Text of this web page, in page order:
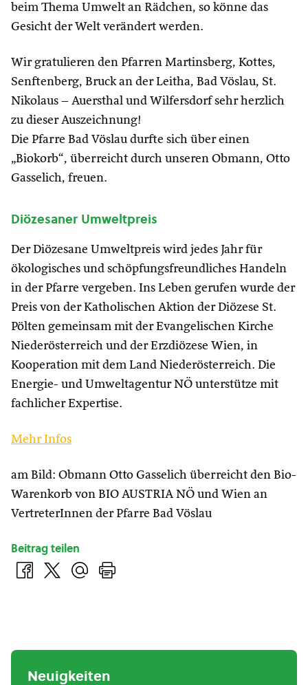
beim Thema Umwelt an Rädchen, so könne das
Gesicht der Welt verändert werden.
Wir gratulieren den Pfarren Martinsberg, Kottes,
Senftenberg, Bruck an der Leitha, Bad Vöslau, St.
Nikolaus – Auersthal und Wilfersdorf sehr herzlich
zu dieser Auszeichnung!
Die Pfarre Bad Vöslau durfte sich über einen
„Biokorb“, überreicht durch unseren Obmann, Otto
Gasselich, freuen.
Diözesaner Umweltpreis
Der Diözesane Umweltpreis wird jedes Jahr für
ökologisches und schöpfungsfreundliches Handeln
in der Pfarre vergeben. Ins Leben gerufen wurde der
Preis von der Katholischen Aktion der Diözese St.
Pölten gemeinsam mit der Evangelischen Kirche
Niederösterreich und der Erzdiözese Wien, in
Kooperation mit dem Land Niederösterreich. Die
Energie- und Umweltagentur NÖ unterstütze mit
fachlicher Expertise.
Mehr Infos
am Bild: Obmann Otto Gasselich überreicht den Bio-
Warenkorb von BIO AUSTRIA NÖ und Wien an
VertreterInnen der Pfarre Bad Vöslau
Beitrag teilen
Neuigkeiten